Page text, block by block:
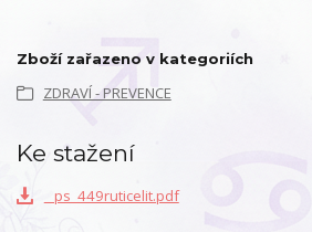
Zboží zařazeno v kategoriích
ZDRAVÍ - PREVENCE
Ke stažení
_ps_449ruticelit.pdf